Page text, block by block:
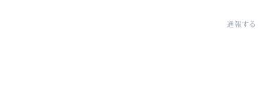
通報する